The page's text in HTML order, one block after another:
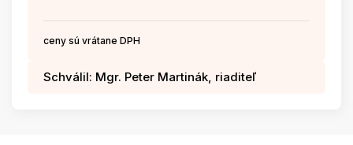
ceny sú vrátane DPH
Schválil: Mgr. Peter Martinák, riaditeľ